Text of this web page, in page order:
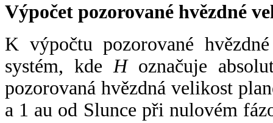
Výpočet pozorované hvězdné
K výpočtu pozorované
systém, kde Hoznačuje
pozorovaná hvězdná velikost
a 1 au od Slunce při nulovém